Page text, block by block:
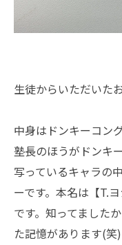
生徒からいただいた
中身はドンキーコン
塾長のほうがドンキ
写っているキャラの
ーです。本名は【T.
です。知ってました
た記憶があります(笑)